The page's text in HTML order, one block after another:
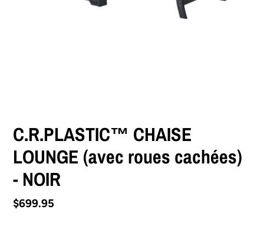
C.R.PLASTIC™ CHAISE
LOUNGE (avec roues cachées)
- NOIR
Prix
$699.95